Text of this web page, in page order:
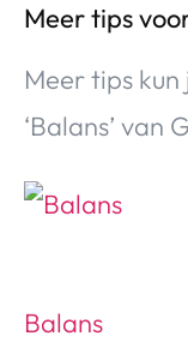
Meer tips
Meer tips
‘Balans’ van
Balans